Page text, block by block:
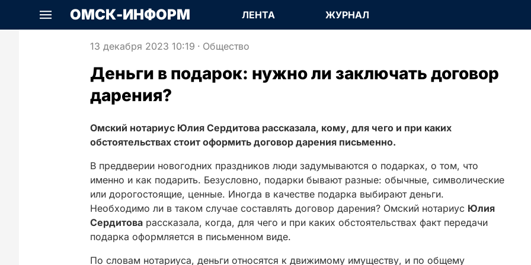
ОМСК-ИНФОРМ ЛЕНТА ЖУРНАЛ
13 декабря 2023 10:19 · Общество
Деньги в подарок: нужно ли заключать договор
дарения?
Омский нотариус Юлия Сердитова рассказала, кому, для чего и при каких
обстоятельствах стоит оформить договор дарения письменно.
В преддверии новогодних праздников люди задумываются о подарках, о том, что
именно и как подарить. Безусловно, подарки бывают разные: обычные, символические
или дорогостоящие, ценные. Иногда в качестве подарка выбирают деньги.
Необходимо ли в таком случае составлять договор дарения? Омский нотариус Юлия
Сердитова рассказала, когда, для чего и при каких обстоятельствах факт передачи
подарка оформляется в письменном виде.
По словам нотариуса, деньги относятся к движимому имуществу, и по общему